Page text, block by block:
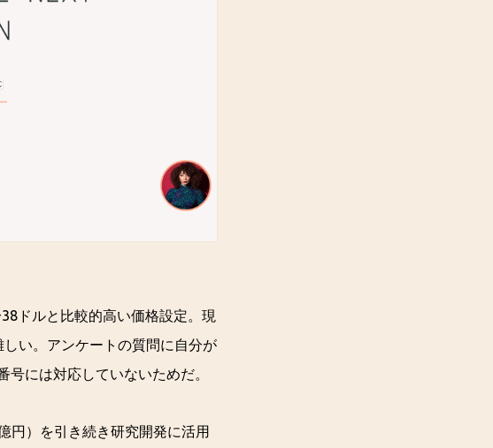
ドルと比較的高い価格設定。現
い。アンケートの質問に自分が
には対応していないためだ。
円）を引き続き研究開発に活用